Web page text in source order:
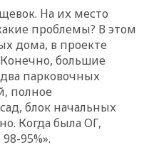
На их место
проблемы? В этом
дома, в проекте
большие
парковочных
полное
блок начальных
Когда была ОГ,
95%».